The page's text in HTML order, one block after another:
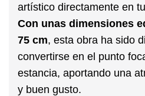
artístico directamente en
Con unas dimensiones
75 cm, esta obra ha sido
convertirse en el punto
estancia, aportando una
y buen gusto.